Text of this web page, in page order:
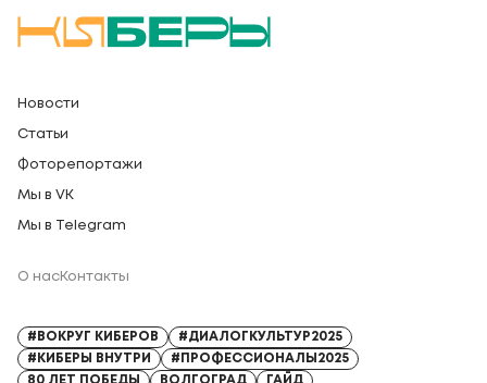
Новости
Статьи
Фоторепортажи
Мы в VK
Мы в Telegram
О насКонтакты
#ВОКРУГ КИБЕРОВ
#ДИАЛОГКУЛЬТУР2025
#КИБЕРЫ ВНУТРИ
#ПРОФЕССИОНАЛЫ2025
80 ЛЕТ ПОБЕДЫ
ВОЛГОГРАД ГАЙД